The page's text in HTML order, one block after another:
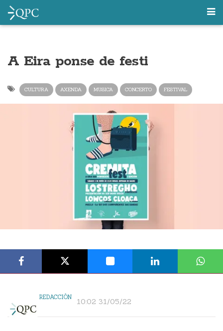
A Eira ponse de festi
CULTURA AXENDA MUSICA CONCERTO FESTIVAL
REDACCIÓN 10:02 31/05/22